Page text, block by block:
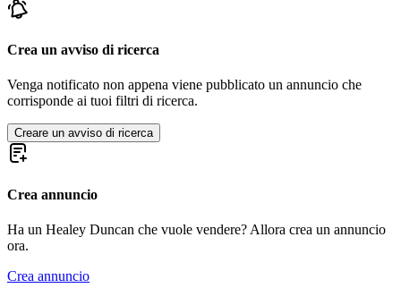
Crea un avviso di ricerca
Venga notificato non appena viene pubblicato un annuncio che
corrisponde ai tuoi filtri di ricerca.
Creare un avviso di ricerca
Crea annuncio
Ha un Healey Duncan che vuole vendere? Allora crea un annuncio
ora.
Crea annuncio